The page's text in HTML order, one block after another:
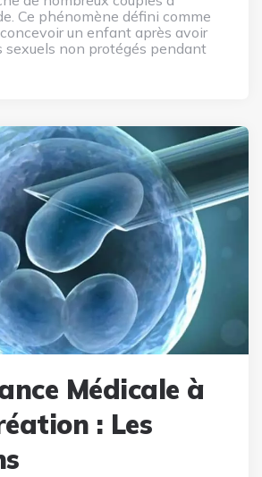
Ce phénomène défini comme
un enfant après avoir
sexuels non protégés pendant
Médicale à
: Les